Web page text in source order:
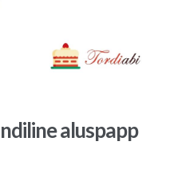
aluspapp